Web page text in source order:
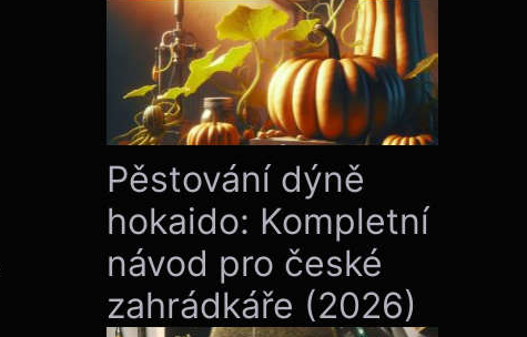
Pěstování dýně
hokaido: Kompletní
návod pro české
zahrádkáře (2026)